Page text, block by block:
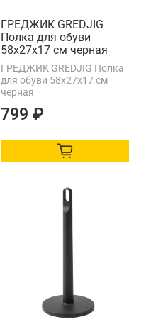
ГРЕДЖИК GREDJIG
Полка для обуви
58х27х17 см черная
ГРЕДЖИК GREDJIG Полка
для обуви 58х27х17 см
черная
799 ₽